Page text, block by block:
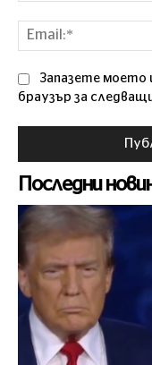
Запазете моето
браузър за
Последни